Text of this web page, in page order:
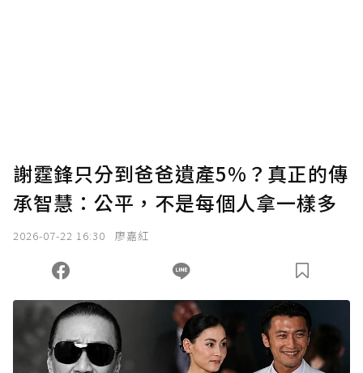
謝霆鋒只分到爸爸遺產5%？真正的傳
承智慧：公平，不是每個人拿一樣多
2026-07-22 16:30 廖嘉紅